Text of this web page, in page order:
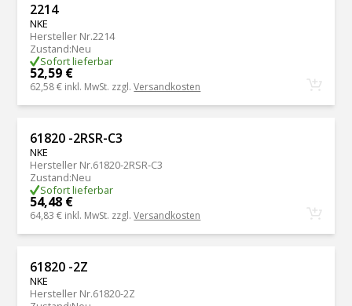
2214
NKE
Hersteller Nr.2214
Zustand:Neu
Sofort lieferbar
52,59 €
62,58 € inkl. MwSt. zzgl.Versandkosten
61820 -2RSR-C3
NKE
Hersteller Nr.61820-2RSR-C3
Zustand:Neu
Sofort lieferbar
54,48 €
64,83 € inkl. MwSt. zzgl.Versandkosten
61820 -2Z
NKE
Hersteller Nr.61820-2Z